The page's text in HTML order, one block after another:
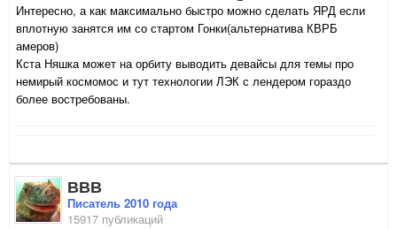
Интересно, а как максимально быстро можно сделать ЯРД если
вплотную занятся им со стартом Гонки(альтернатива КВРБ
амеров)
Кста Няшка может на орбиту выводить девайсы для темы про
немирый космомос и тут технологии ЛЭК с лендером гораздо
более востребованы.
ВВВ
Писатель 2010 года
15917 публикаций